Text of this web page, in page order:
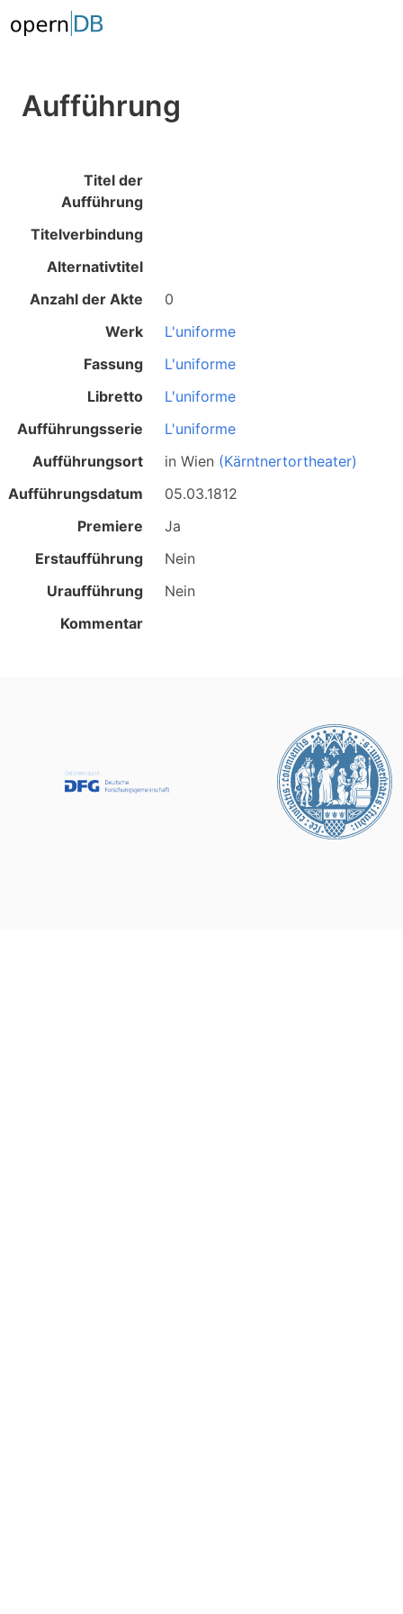
Aufführung
Titel der
Aufführung
Titelverbindung
Alternativtitel
Anzahl der Akte
0
Werk
L'uniforme
Fassung
L'uniforme
Libretto
L'uniforme
Aufführungsserie
L'uniforme
Aufführungsort
inWien (Kärntnertortheater)
Aufführungsdatum
05.03.1812
Premiere
Ja
Erstaufführung
Nein
Uraufführung
Nein
Kommentar